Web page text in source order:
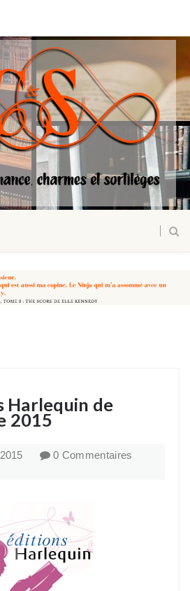
Harlequin de
2015
2015 0 Commentaires